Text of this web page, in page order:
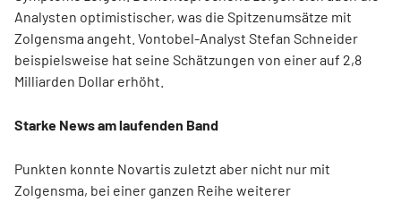
Analysten optimistischer, was die Spit­zenumsätze mit
Zolgensma angeht. Vontobel-Analyst Stefan Schneider
beispielsweise hat seine Schätzungen von einer auf 2,8
Milliarden Dollar erhöht.
Starke News am laufenden Band
Punkten konnte Novartis zuletzt aber nicht nur mit
Zolgensma, bei einer ganzen Reihe weiterer